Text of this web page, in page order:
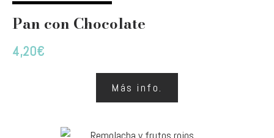
Pan con Chocolate
4,20€
Más info.